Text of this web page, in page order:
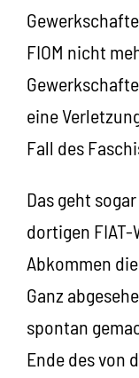
FIOM nicht
eine
Fall des
Das geht
dortigen
Abkommen
Ganz
spontan
Ende des von